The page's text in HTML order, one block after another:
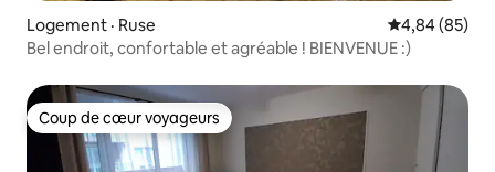
Logement · Ruse Note
4,84 (85)
Bel endroit, confortable et agréable ! BIENVENUE :)
Coup de cœur voyageurs
Coup de cœur voyageurs